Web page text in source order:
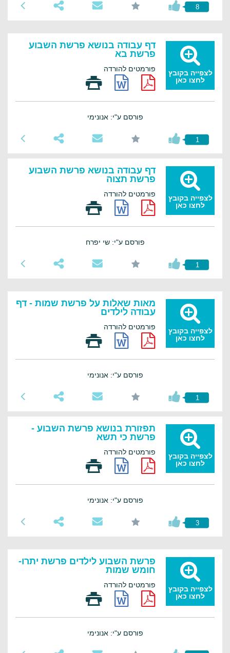
8
לצפייה בקובץ
לחצו כאן
דף עבודה בנושא פרשת השבוע
פרשת בא
פורמטים להורדה
פורסם ע"י: אנונימי
1
לצפייה בקובץ
לחצו כאן
דף עבודה בנושא פרשת השבוע
פרשת תצוה
פורמטים להורדה
פורסם ע"י: שי יפרח
1
לצפייה בקובץ
לחצו כאן
מאות שאלות על פרשת שמות - דף
עבודה לילדים
פורמטים להורדה
פורסם ע"י: אנונימי
1
לצפייה בקובץ
לחצו כאן
תפזורת בנושא פרשת השבוע -
פרשת כי תשא
פורמטים להורדה
פורסם ע"י: אנונימי
3
לצפייה בקובץ
לחצו כאן
פרשת השבוע לילדים פרשת יתרו-
חומש שמות
פורמטים להורדה
פורסם ע"י: אנונימי